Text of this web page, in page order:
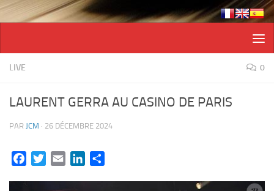
LIVE 0
LAURENT GERRA AU CASINO DE PARIS
PAR JCM · 26 DÉCEMBRE 2024
FacebookTwitterEmail LinkedIn